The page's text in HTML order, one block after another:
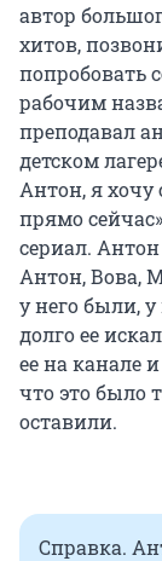
автор
хитов,
попробовать
рабочим
преподавал
детском
Антон, я хочу
прямо
сериал.
Антон, Вова,
у него были,
долго ее
ее на канале
что это было
оставили.
Справка.